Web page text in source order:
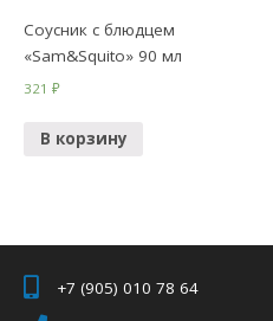
Соусник с блюдцем
«Sam&Squito» 90 мл
321₽
В корзину
+7 (905) 010 78 64